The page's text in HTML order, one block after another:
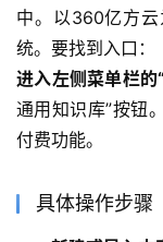
中。以360亿方
统。要找到入口：
进入左侧菜单栏的
通用知识库”按钮
付费功能。
具体操作步骤